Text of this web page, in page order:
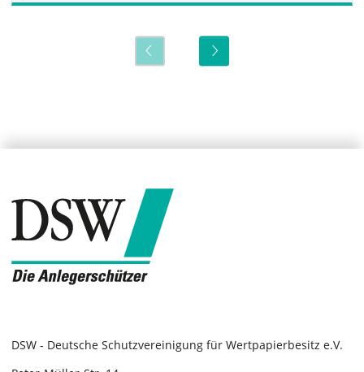
DSW - Deutsche Schutzvereinigung für Wertpapierbesitz e.V.